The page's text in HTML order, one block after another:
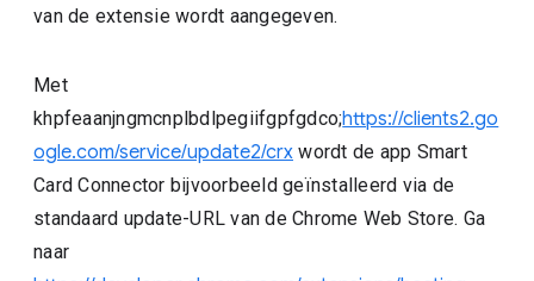
van de extensie wordt aangegeven.
Met
khpfeaanjngmcnplbdlpegiifgpfgdco;https://clients2.go
ogle.com/service/update2/crx wordt de app Smart
Card Connector bijvoorbeeld geïnstalleerd via de
standaard update-URL van de Chrome Web Store. Ga
naar